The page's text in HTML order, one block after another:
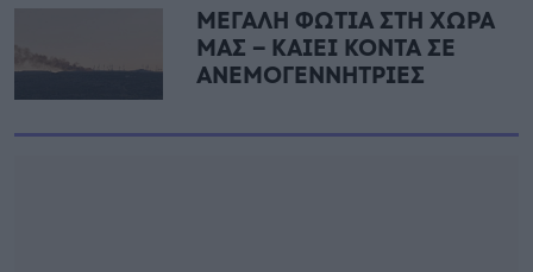
ΜΕΓΑΛΗ ΦΩΤΙΑ ΣΤΗ ΧΩΡΑ
ΜΑΣ – ΚΑΙΕΙ ΚΟΝΤΑ ΣΕ
ΑΝΕΜΟΓΕΝΝΗΤΡΙΕΣ